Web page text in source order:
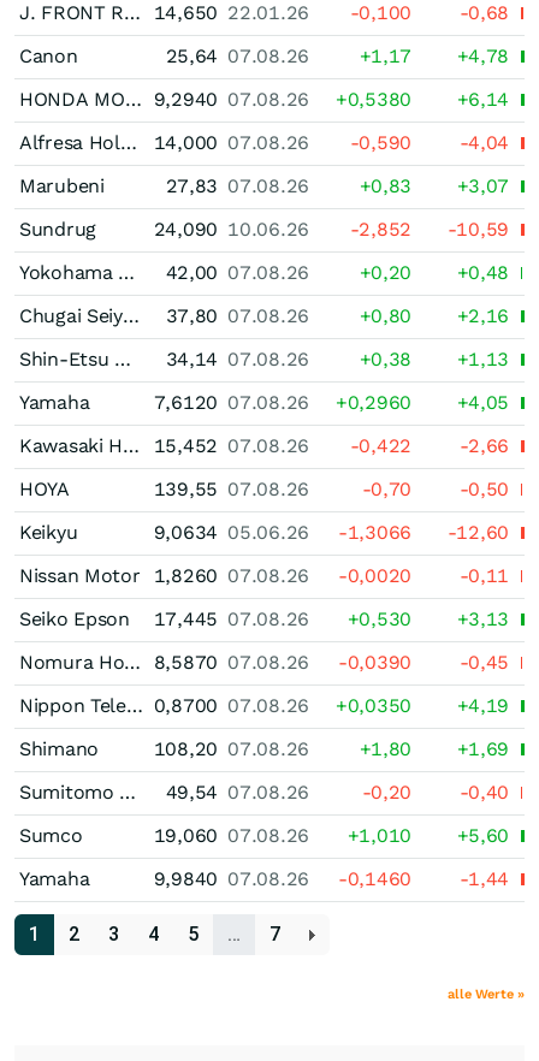
J. FRONT RETAILING
14,650 22.01.26 -0,100
-0,68
Canon
25,64 07.08.26 +1,17
+4,78
HONDA MOTOR
9,2940 07.08.26 +0,5380
+6,14
Alfresa Holdings
14,000 07.08.26 -0,590
-4,04
Marubeni
27,83 07.08.26 +0,83
+3,07
Sundrug
24,090 10.06.26 -2,852
-10,59
Yokohama Rubber
42,00 07.08.26 +0,20
+0,48
Chugai Seiyaku
37,80 07.08.26 +0,80
+2,16
Shin-Etsu Kagaku Kogho
34,14 07.08.26 +0,38
+1,13
Yamaha
7,6120 07.08.26 +0,2960
+4,05
Kawasaki Heavy Industries
15,452 07.08.26 -0,422
-2,66
HOYA
139,55 07.08.26 -0,70
-0,50
Keikyu
9,0634 05.06.26 -1,3066
-12,60
Nissan Motor
1,8260 07.08.26 -0,0020
-0,11
Seiko Epson
17,445 07.08.26 +0,530
+3,13
Nomura Holdings
8,5870 07.08.26 -0,0390
-0,45
Nippon Telegraph & Telephone Corp 0,8700 07.08.26 +0,0350
+4,19
Shimano
108,20 07.08.26 +1,80
+1,69
Sumitomo Metal Mining
49,54 07.08.26 -0,20
-0,40
Sumco
19,060 07.08.26 +1,010
+5,60
Yamaha
9,9840 07.08.26 -0,1460 -1,44
1 2 3 4 5 … 7
alle Werte »